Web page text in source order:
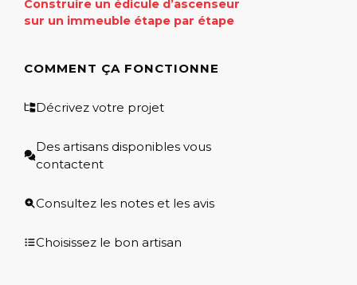
Construire un édicule d’ascenseur
sur un immeuble étape par étape
COMMENT ÇA FONCTIONNE
Décrivez votre projet
Des artisans disponibles vous
contactent
Consultez les notes et les avis
Choisissez le bon artisan